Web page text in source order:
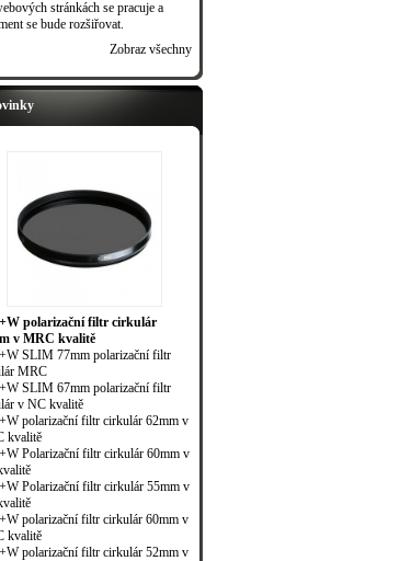
stránkách se pracuje a
se bude rozšiřovat.
Zobraz všechny
polarizační filtr cirkulár
v MRC kvalitě
SLIM 77mm polarizační filtr
MRC
SLIM 67mm polarizační filtr
v NC kvalitě
polarizační filtr cirkulár 62mm v
kvalitě
Polarizační filtr cirkulár 60mm v
Polarizační filtr cirkulár 55mm v
polarizační filtr cirkulár 60mm v
kvalitě
polarizační filtr cirkulár 52mm v